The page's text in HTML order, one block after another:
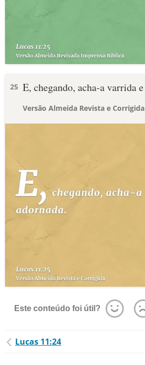
25 E, chegando, acha-a varrida
Versão Almeida Revista e Corrigida
Este conteúdo foi útil?
Lucas 11:24